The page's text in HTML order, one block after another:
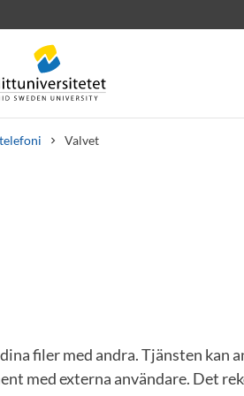
Valvet
filer med andra. Tjänsten kan
med externa användare. Det